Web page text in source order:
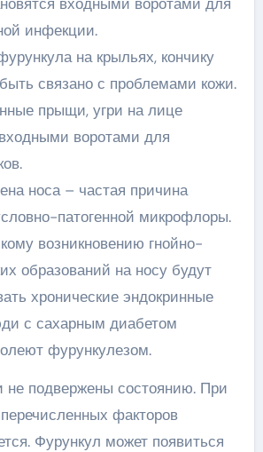
инфекции.
на крыльях, кончику
связано с проблемами кожи.
прыщи, угри на лице
воротами для
носа – частая причина
патогенной микрофлоры.
возникновению гнойно-
образований на носу будут
хронические эндокринные
с сахарным диабетом
фурункулезом.
подвержены состоянию. При
факторов
Фурункул может появиться